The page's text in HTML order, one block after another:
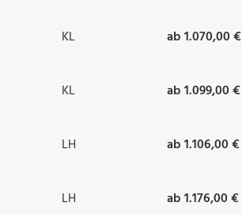
KL ab 1.070,00 €
KL ab 1.099,00 €
LH ab 1.106,00 €
LH ab 1.176,00 €